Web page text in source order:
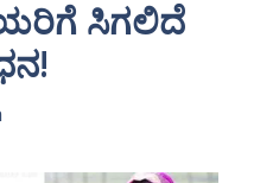
ಸಿಗಲಿದೆ